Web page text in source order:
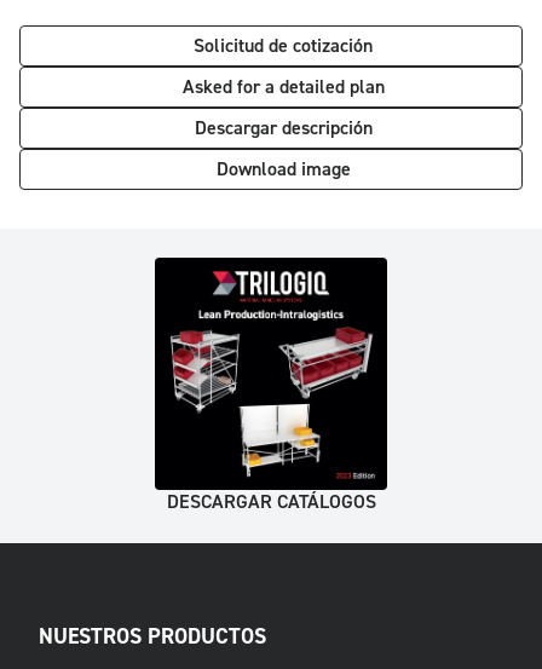
Solicitud de cotización
Asked for a detailed plan
Descargar descripción
Download image
DESCARGAR CATÁLOGOS
NUESTROS PRODUCTOS